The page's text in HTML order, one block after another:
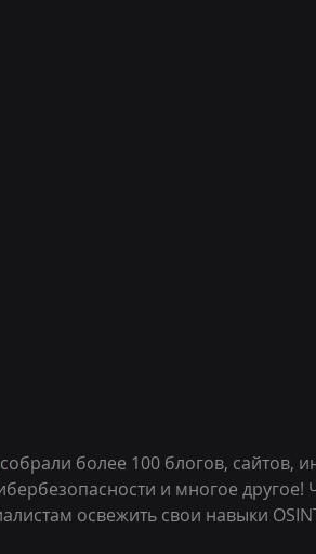
собрали более 100 блогов, сайтов,
и многое
освежить свои навыки